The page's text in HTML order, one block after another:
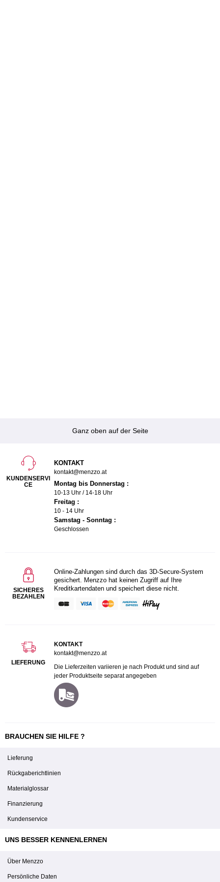
Ganz oben auf der Seite
KUNDENSERVI
CE
KONTAKT
kontakt@menzzo.at
Montag bis Donnerstag :
10-13 Uhr / 14-18 Uhr
Freitag :
10 - 14 Uhr
Samstag - Sonntag :
Geschlossen
SICHERES
BEZAHLEN
Online-Zahlungen sind durch das 3D-Secure-System
gesichert. Menzzo hat keinen Zugriff auf Ihre
Kreditkartendaten und speichert diese nicht.
LIEFERUNG
KONTAKT
kontakt@menzzo.at
Die Lieferzeiten variieren je nach Produkt und sind auf
jeder Produktseite separat angegeben
BRAUCHEN SIE HILFE ?
Lieferung
Rückgaberichtlinien
Materialglossar
Finanzierung
Kundenservice
UNS BESSER KENNENLERNEN
Über Menzzo
Persönliche Daten